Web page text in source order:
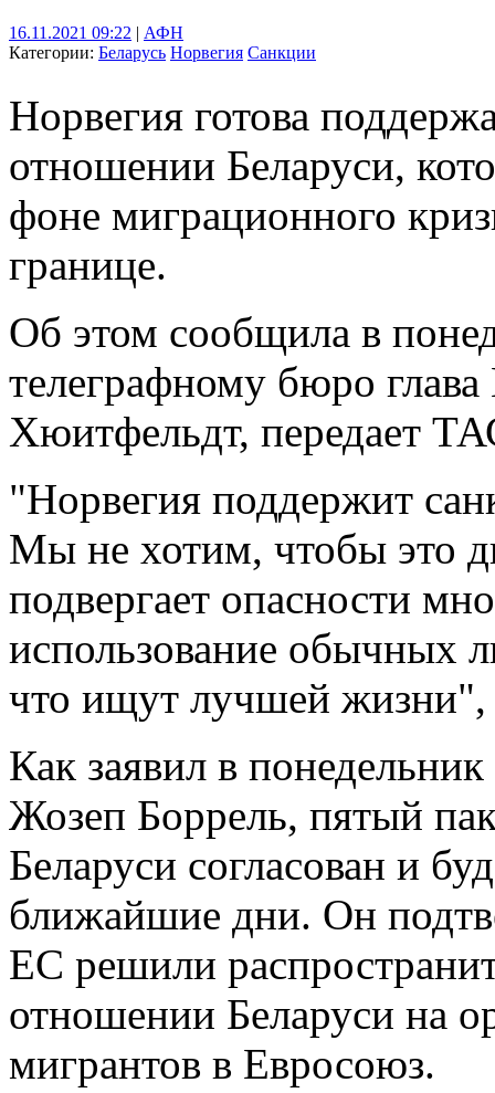
16.11.2021 09:22 | АФН
Категории: Беларусь Норвегия Санкции
Норвегия готова
отношении Беларуси,
фоне миграционного
границе.
Об этом сообщила в
телеграфному бюро
Хюитфельдт, передает
"Норвегия поддержит
Мы не хотим, чтобы это
подвергает опасности
использование обычных
что ищут лучшей жизни",
Как заявил в
Жозеп Боррель, пятый
Беларуси согласован и
ближайшие дни. Он
ЕС решили
отношении Беларуси на
мигрантов в Евросоюз.